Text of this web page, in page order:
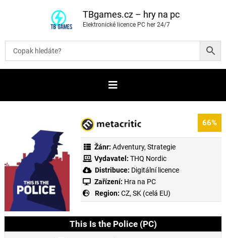
t
b
TBgames.cz – hry na pc
Elektronické licence PC her 24/7
66%
Žánr: Adventury, Strategie
Vydavatel: THQ Nordic
Distribuce: Digitální licence
Zařízení: Hra na PC
Region: CZ, SK (celá EU)
This Is the Police (PC)